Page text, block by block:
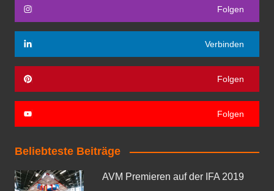
Folgen
Verbinden
Folgen
Folgen
Beliebteste Beiträge
AVM Premieren auf der IFA 2019